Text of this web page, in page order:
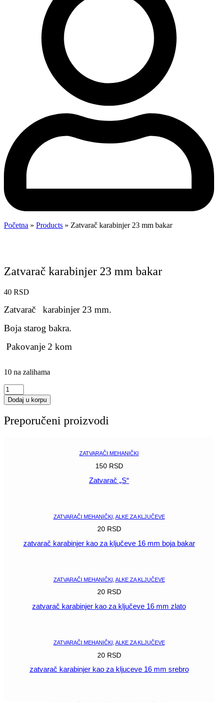
Početna » Products » Zatvarač karabinjer 23 mm bakar
Zatvarač karabinjer 23 mm bakar
40 RSD
Zatvarač karabinjer 23 mm.
Boja starog bakra.
Pakovanje 2 kom
10 na zalihama
Zatvarač
karabinjer
23
bakar
Dodaj u korpu
Preporučeni proizvodi
ZATVARAČI MEHANIČKI
150 RSD
Zatvarač „S“
ZATVARAČI MEHANIČKI ALKE ZA KLJUČEVE
20 RSD
zatvarač karabinjer kao za ključeve 16 mm boja bakar
ZATVARAČI MEHANIČKI ALKE ZA KLJUČEVE
20 RSD
zatvarač karabinjer kao za ključeve 16 mm zlato
ZATVARAČI MEHANIČKI ALKE ZA KLJUČEVE
20 RSD
zatvarač karabinjer kao za kljuceve 16 mm srebro